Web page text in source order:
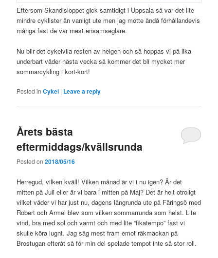
Eftersom Skandisloppet gick samtidigt i Uppsala så var det lite
mindre cyklister än vanligt ute men jag mötte ändå förhållandevis
många fast de var mest ensamseglare.
Nu blir det cykelvila resten av helgen och så hoppas vi på lika
underbart väder nästa vecka så kommer det bli mycket mer
sommarcykling i kort-kort!
Posted in Cykel | Leave a reply
Årets bästa
eftermiddags/kvällsrunda
Posted on2018/05/16
Herregud, vilken kväll! Vilken månad är vi i nu igen? Är det
mitten på Juli eller är vi bara i mitten på Maj? Det är helt otroligt
vilket väder vi har just nu, dagens långrunda ute på Färingsö med
Robert och Armel blev som vilken sommarrunda som helst. Lite
vind, bra med sol och varmt och med lite “fikatempo” fast vi
skulle köra lugnt. Jag såg mest fram emot räkmackan på
Brostugan efteråt så för min del spelade tempot inte så stor roll.